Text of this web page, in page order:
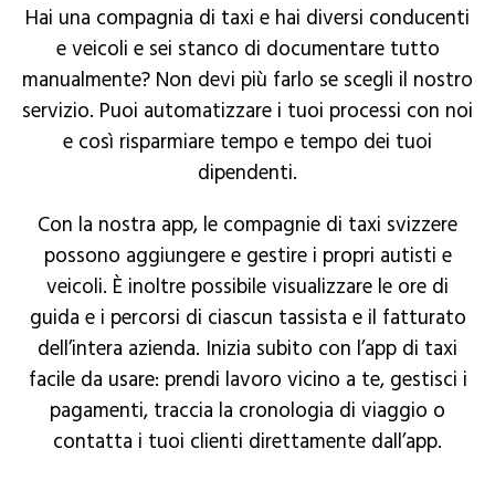
Hai una compagnia di taxi e hai diversi conducenti
e veicoli e sei stanco di documentare tutto
manualmente? Non devi più farlo se scegli il nostro
servizio. Puoi automatizzare i tuoi processi con noi
e così risparmiare tempo e tempo dei tuoi
dipendenti.
Con la nostra app, le compagnie di taxi svizzere
possono aggiungere e gestire i propri autisti e
veicoli. È inoltre possibile visualizzare le ore di
guida e i percorsi di ciascun tassista e il fatturato
dell’intera azienda. Inizia subito con l’app di taxi
facile da usare: prendi lavoro vicino a te, gestisci i
pagamenti, traccia la cronologia di viaggio o
contatta i tuoi clienti direttamente dall’app.